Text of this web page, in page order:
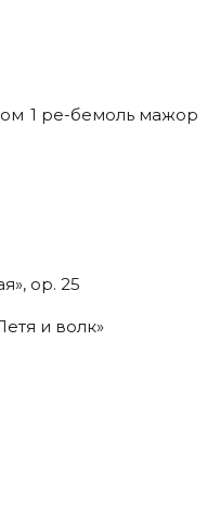
1 ре-бемоль мажор
ор. 25
и волк»